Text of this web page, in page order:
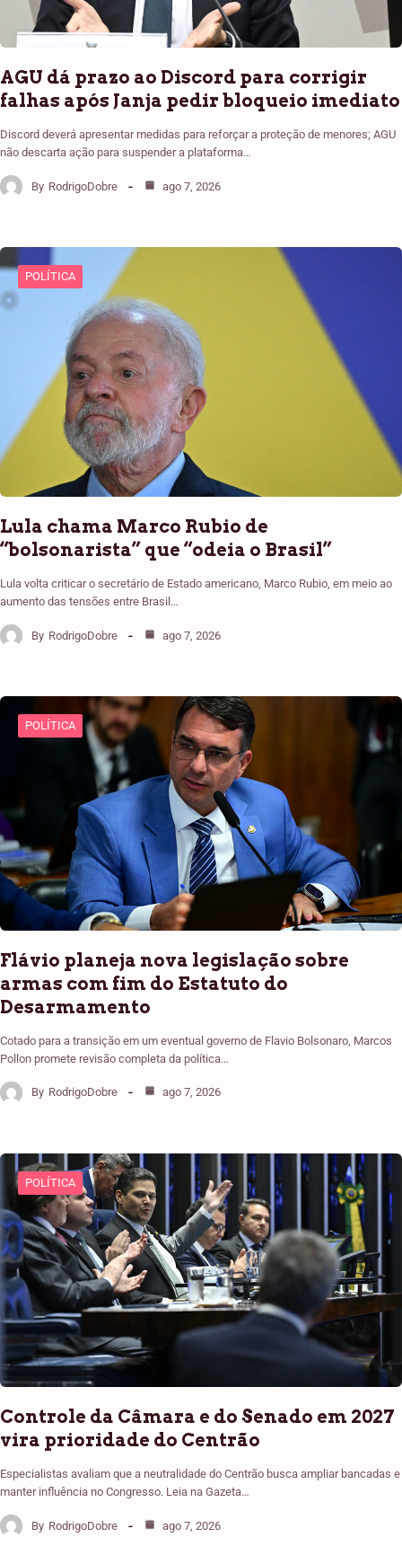
AGU dá prazo ao Discord para corrigir
falhas após Janja pedir bloqueio imediato
Discord deverá apresentar medidas para reforçar a proteção de menores; AGU
não descarta ação para suspender a plataforma…
By RodrigoDobre ago 7, 2026
POLÍTICA
Lula chama Marco Rubio de
“bolsonarista” que “odeia o Brasil”
Lula volta criticar o secretário de Estado americano, Marco Rubio, em meio ao
aumento das tensões entre Brasil…
By RodrigoDobre ago 7, 2026
POLÍTICA
Flávio planeja nova legislação sobre
armas com fim do Estatuto do
Desarmamento
Cotado para a transição em um eventual governo de Flavio Bolsonaro, Marcos
Pollon promete revisão completa da política…
By RodrigoDobre ago 7, 2026
POLÍTICA
Controle da Câmara e do Senado em 2027
vira prioridade do Centrão
Especialistas avaliam que a neutralidade do Centrão busca ampliar bancadas e
manter influência no Congresso. Leia na Gazeta…
By RodrigoDobre ago 7, 2026